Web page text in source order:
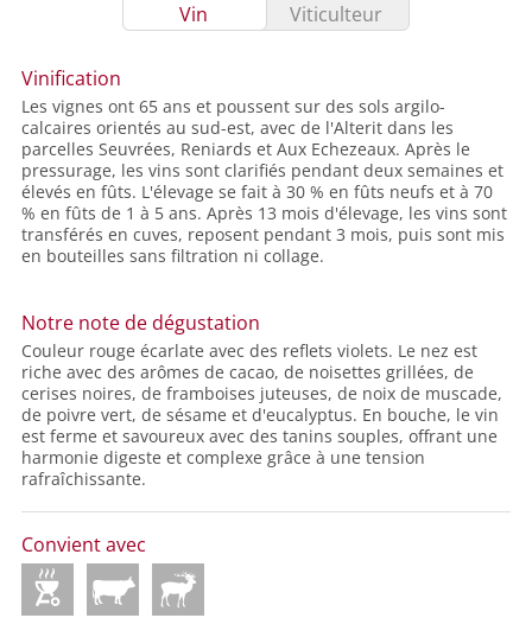
Vin Viticulteur
Vinification
Les vignes ont 65 ans et poussent sur des sols argilo-
calcaires orientés au sud-est, avec de l'Alterit dans les
parcelles Seuvrées, Reniards et Aux Echezeaux. Après le
pressurage, les vins sont clarifiés pendant deux semaines et
élevés en fûts. L'élevage se fait à 30 % en fûts neufs et à 70
% en fûts de 1 à 5 ans. Après 13 mois d'élevage, les vins sont
transférés en cuves, reposent pendant 3 mois, puis sont mis
en bouteilles sans filtration ni collage.
Notre note de dégustation
Couleur rouge écarlate avec des reflets violets. Le nez est
riche avec des arômes de cacao, de noisettes grillées, de
cerises noires, de framboises juteuses, de noix de muscade,
de poivre vert, de sésame et d'eucalyptus. En bouche, le vin
est ferme et savoureux avec des tanins souples, offrant une
harmonie digeste et complexe grâce à une tension
rafraîchissante.
Convient avec